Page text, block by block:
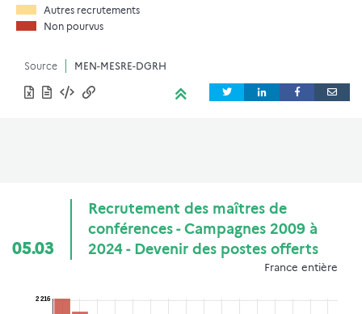
Autres recrutements
Non pourvus
Source MEN-MESRE-DGRH
05.03
Recrutement des maîtres de
conférences - Campagnes 2009 à
2024 - Devenir des postes offerts
France entière
2 216